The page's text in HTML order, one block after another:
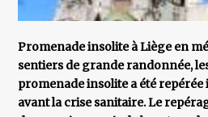
Promenade insolite à Liège en
sentiers de grande randonnée,
promenade insolite a été repérée
avant la crise sanitaire. Le